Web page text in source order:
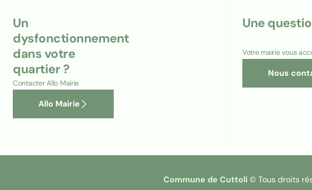
Un
dysfonctionnement
dans votre
quartier ?
Contacter Allo Mairie
Allo Mairie
Une
Votre mairie vous
Nous
Commune de Cuttoli© Tous droits